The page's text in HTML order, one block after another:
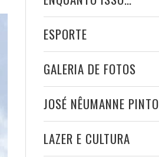
ESPORTE
GALERIA DE FOTOS
JOSÉ NÊUMANNE PINTO
LAZER E CULTURA